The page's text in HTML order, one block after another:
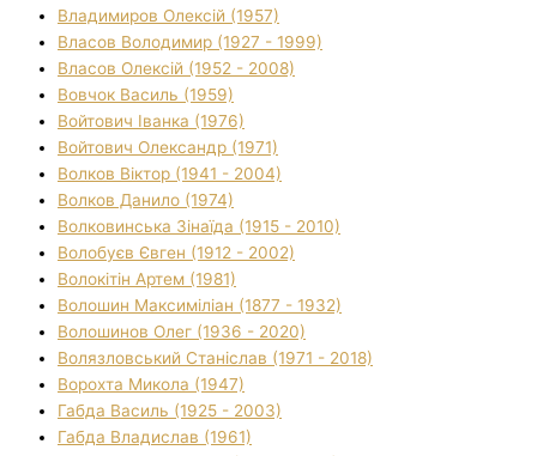
Владимиров Олексій (1957)
Власов Володимир (1927 - 1999)
Власов Олексій (1952 - 2008)
Вовчок Василь (1959)
Войтович Іванка (1976)
Войтович Олександр (1971)
Волков Віктор (1941 - 2004)
Волков Данило (1974)
Волковинська Зінаїда (1915 - 2010)
Волобуєв Євген (1912 - 2002)
Волокітін Артем (1981)
Волошин Максиміліан (1877 - 1932)
Волошинов Олег (1936 - 2020)
Волязловський Станіслав (1971 - 2018)
Ворохта Микола (1947)
Габда Василь (1925 - 2003)
Габда Владислав (1961)